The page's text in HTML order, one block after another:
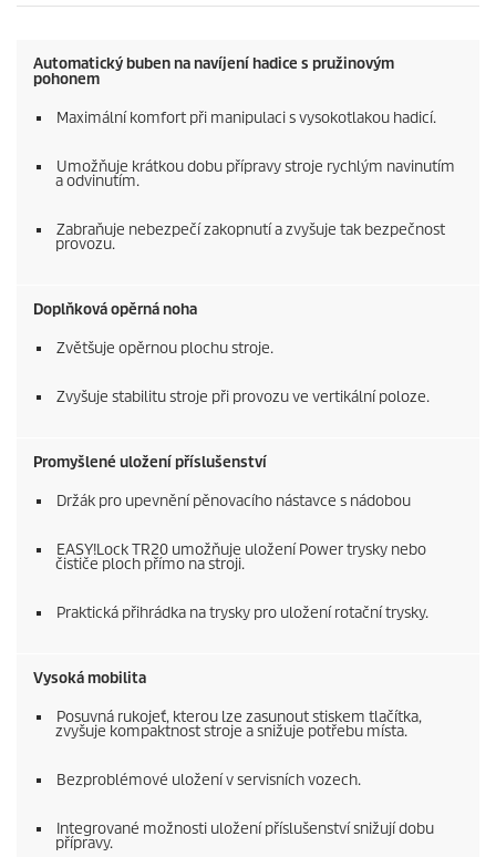
Automatický buben na navíjení hadice s pružinovým
pohonem
Maximální komfort při manipulaci s vysokotlakou hadicí.
Umožňuje krátkou dobu přípravy stroje rychlým navinutím
a odvinutím.
Zabraňuje nebezpečí zakopnutí a zvyšuje tak bezpečnost
provozu.
Doplňková opěrná noha
Zvětšuje opěrnou plochu stroje.
Zvyšuje stabilitu stroje při provozu ve vertikální poloze.
Promyšlené uložení příslušenství
Držák pro upevnění pěnovacího nástavce s nádobou
EASY!LockTR20 umožňuje uložení Power trysky nebo
čističe ploch přímo na stroji.
Praktická přihrádka na trysky pro uložení rotační trysky.
Vysoká mobilita
Posuvná rukojeť, kterou lze zasunout stiskem tlačítka,
zvyšuje kompaktnost stroje a snižuje potřebu místa.
Bezproblémové uložení v servisních vozech.
Integrované možnosti uložení příslušenství snižují dobu
přípravy.